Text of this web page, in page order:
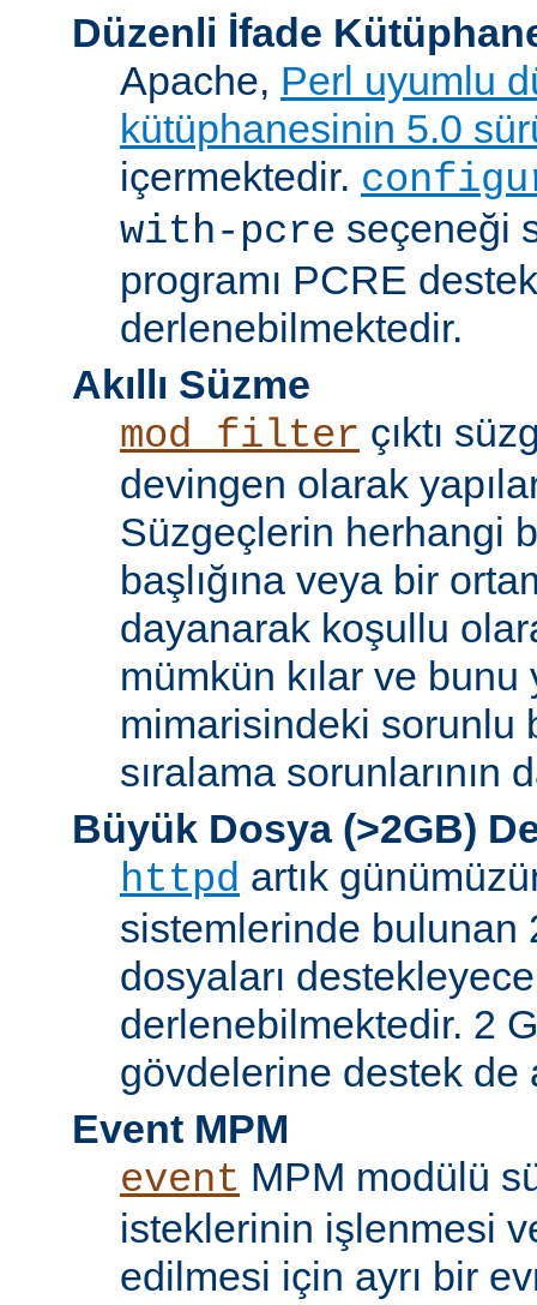
Düzenli İfade
Apache, Perl uyumlu
kütüphanesinin 5.0
içermektedir.
with-pcre seçeneği
programı PCRE
derlenebilmektedir.
Akıllı Süzme
mod_filter çıktı
devingen olarak
Süzgeçlerin herhangi
başlığına veya bir
dayanarak koşullu
mümkün kılar ve
mimarisindeki sorunlu
sıralama sorunlarının
Büyük Dosya (>2GB)
httpd artık
sistemlerinde bulunan
dosyaları
derlenebilmektedir. 2
gövdelerine destek de
Event MPM
event MPM modülü
isteklerinin işlenmesi
edilmesi için ayrı bir